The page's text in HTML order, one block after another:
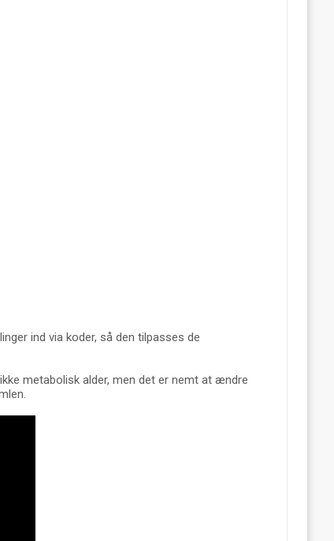
ind via koder, så den tilpasses de
metabolisk alder, men det er nemt at ændre